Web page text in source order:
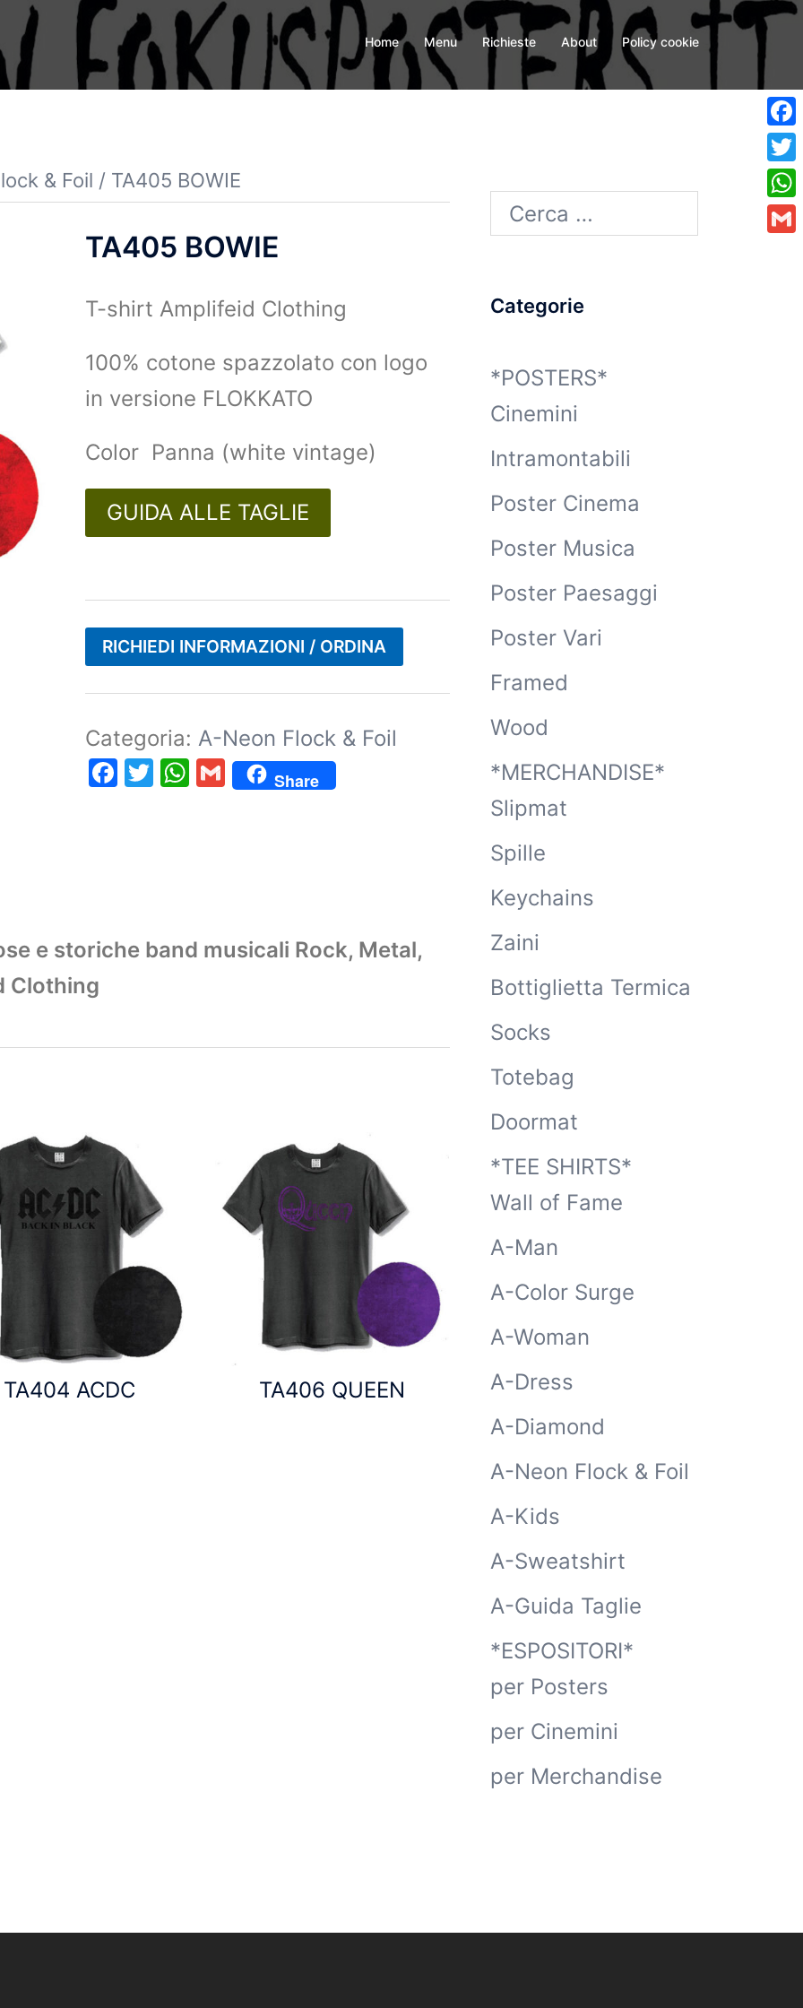
Home Menu Richieste About Policy cookie
& Foil / TA405 BOWIE
TA405 BOWIE
T-shirt Amplifeid Clothing
100% cotone spazzolato con logo
in versione FLOKKATO
Color Panna (white vintage)
GUIDA ALLE TAGLIE
RICHIEDI INFORMAZIONI / ORDINA
Categoria: A-Neon Flock & Foil
Facebook
Twitter
WhatsApp
Gmail
Share
e storiche band musicali Rock, Metal,
Clothing
TA404 ACDC TA406 QUEEN
Ricerca
per:
Categorie
*POSTERS*
Cinemini
Intramontabili
Poster Cinema
Poster Musica
Poster Paesaggi
Poster Vari
Framed
Wood
*MERCHANDISE*
Slipmat
Spille
Keychains
Zaini
Bottiglietta Termica
Socks
Totebag
Doormat
*TEE SHIRTS*
Wall of Fame
A-Man
A-Color Surge
A-Woman
A-Dress
A-Diamond
A-Neon Flock & Foil
A-Kids
A-Sweatshirt
A-Guida Taglie
*ESPOSITORI*
per Posters
per Cinemini
per Merchandise